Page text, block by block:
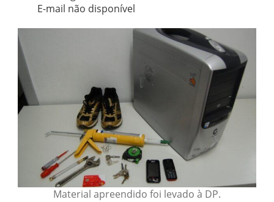
E-mail não disponível
Material apreendido foi levado à DP.